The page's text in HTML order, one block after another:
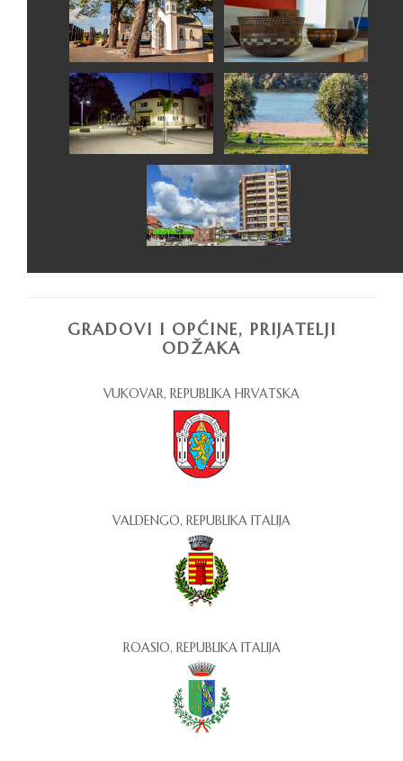
GRADOVI I OPĆINE, PRIJATELJI
ODŽAKA
VUKOVAR, REPUBLIKA HRVATSKA
VALDENGO, REPUBLIKA ITALIJA
ROASIO, REPUBLIKA ITALIJA